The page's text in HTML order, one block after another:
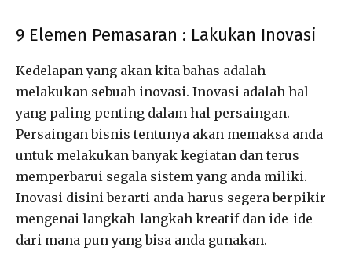
9 Elemen Pemasaran : Lakukan Inovasi
Kedelapan yang akan kita bahas adalah
melakukan sebuah inovasi. Inovasi adalah hal
yang paling penting dalam hal persaingan.
Persaingan bisnis tentunya akan memaksa anda
untuk melakukan banyak kegiatan dan terus
memperbarui segala sistem yang anda miliki.
Inovasi disini berarti anda harus segera berpikir
mengenai langkah-langkah kreatif dan ide-ide
dari mana pun yang bisa anda gunakan.